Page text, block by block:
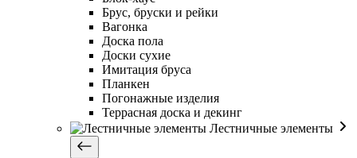
Брус, бруски и рейки
Вагонка
Доска пола
Доски сухие
Имитация бруса
Планкен
Погонажные изделия
Террасная доска и декинг
Лестничные элементы